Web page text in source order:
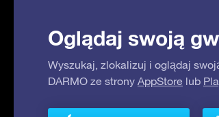
Oglądaj swoją
Wyszukaj, zlokalizuj i oglądaj
DARMO ze strony AppStore lub